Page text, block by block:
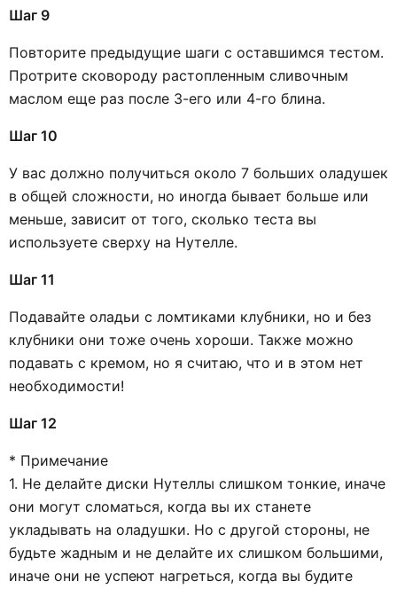
Шаг 9
Повторите предыдущие шаги с оставшимся тестом.
Протрите сковороду растопленным сливочным
маслом еще раз после 3-его или 4-го блина.
Шаг 10
У вас должно получиться около 7 больших оладушек
в общей сложности, но иногда бывает больше или
меньше, зависит от того, сколько теста вы
используете сверху на Нутелле.
Шаг 11
Подавайте оладьи с ломтиками клубники, но и без
клубники они тоже очень хороши. Также можно
подавать с кремом, но я считаю, что и в этом нет
необходимости!
Шаг 12
* Примечание
1. Не делайте диски Нутеллы слишком тонкие, иначе
они могут сломаться, когда вы их станете
укладывать на оладушки. Но с другой стороны, не
будьте жадным и не делайте их слишком большими,
иначе они не успеют нагреться, когда вы будите